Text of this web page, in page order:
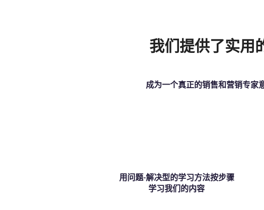
我们提供了实用
成为一个真正的销售和营销专家
用问题-解决型的学习方法按步骤
学习我们的内容